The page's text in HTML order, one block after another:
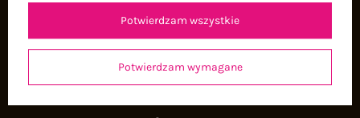
Potwierdzam wymagane
Potwierdzam wszystkie